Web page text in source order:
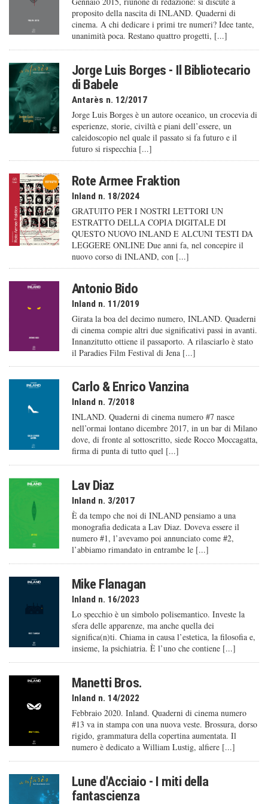
proposito della nascita di INLAND. Quaderni di
cinema. A chi dedicare i primi tre numeri? Idee tante,
unanimità poca. Restano quattro progetti, [...]
Jorge Luis Borges - Il Bibliotecario
di Babele
Antarès n. 12/2017
Jorge Luis Borges è un autore oceanico, un crocevia di
esperienze, storie, civiltà e piani dell’essere, un
caleido­scopio nel quale il passato si fa futuro e il
futuro si rispecchia [...]
Rote Armee Fraktion
Inland n. 18/2024
GRATUITO PER I NOSTRI LETTORI UN
ESTRATTO DELLA COPIA DIGITALE DI
QUESTO NUOVO INLAND E ALCUNI TESTI DA
LEGGERE ONLINE Due anni fa, nel concepire il
nuovo corso di INLAND, con [...]
Antonio Bido
Inland n. 11/2019
Girata la boa del decimo numero, INLAND. Quaderni
di cinema compie altri due significativi passi in avanti.
Innanzitutto ottiene il passaporto. A rilasciarlo è stato
il Paradies Film Festival di Jena [...]
Carlo & Enrico Vanzina
Inland n. 7/2018
INLAND. Quaderni di cinema numero #7 nasce
nell’ormai lontano dicembre 2017, in un bar di Milano
dove, di fronte al sottoscritto, siede Rocco Moccagatta,
firma di punta di tutto quel [...]
Lav Diaz
Inland n. 3/2017
È da tempo che noi di INLAND pensiamo a una
monografia dedicata a Lav Diaz. Doveva essere il
numero #1, l’avevamo poi annunciato come #2,
l’abbiamo rimandato in entrambe le [...]
Mike Flanagan
Inland n. 16/2023
Lo specchio è un simbolo polisemantico. Investe la
sfera delle apparenze, ma anche quella dei
significa(n)ti. Chiama in causa l’estetica, la filosofia e,
insieme, la psichiatria. È l’uno che contiene [...]
Manetti Bros.
Inland n. 14/2022
Febbraio 2020. Inland. Quaderni di cinema numero
#13 va in stampa con una nuova veste. Brossura, dorso
rigido, grammatura della copertina aumentata. Il
numero è dedicato a William Lustig, alfiere [...]
Lune d'Acciaio - I miti della
fantascienza